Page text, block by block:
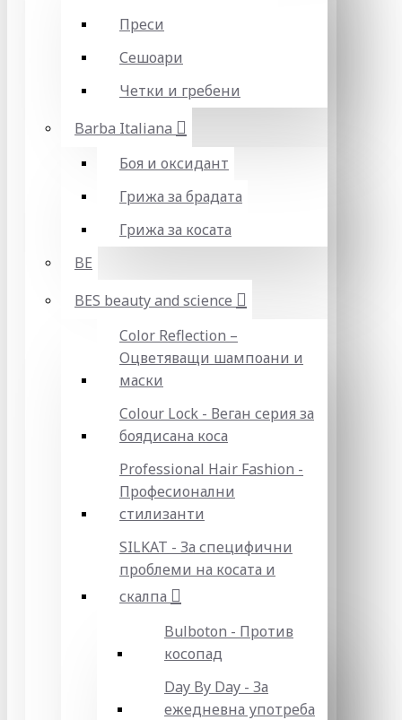
Преси
Сешоари
Четки и гребени
Barba Italiana
Боя и оксидант
Грижа за брадата
Грижа за косата
BE
BES beauty and science
Color Reflection –
Оцветяващи шампоани и
маски
Colour Lock - Веган серия за
боядисана коса
Professional Hair Fashion -
Професионални
стилизанти
SILKAT - За специфични
проблеми на косата и
скалпа
Bulboton - Против
косопад
Day By Day - За
ежедневна употреба